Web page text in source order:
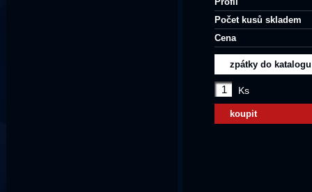
Počet kusů skladem
Cena
zpátky do katalogu
Ks
koupit